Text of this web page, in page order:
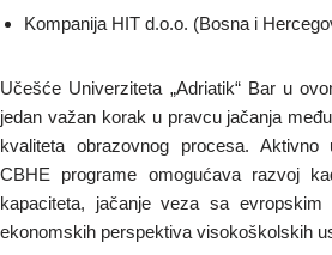
Kompanija HIT d.o.o. (Bosna i
Učešće Univerziteta „Adriatik“ Bar u
jedan važan korak u pravcu jačanja
kvaliteta obrazovnog procesa. Aktivno
CBHE programe omogućava razvoj
kapaciteta, jačanje veza sa evropskim
ekonomskih perspektiva visokoškolskih